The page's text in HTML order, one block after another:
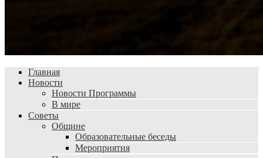
Главная
Новости
Новости Программы
В мире
Советы
Общине
Образовательные беседы
Мероприятия